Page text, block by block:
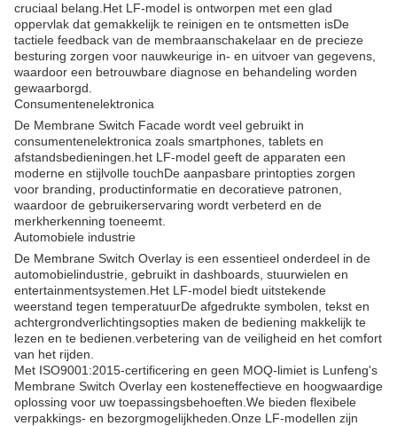
cruciaal belang.Het LF-model is ontworpen met een glad
oppervlak dat gemakkelijk te reinigen en te ontsmetten isDe
tactiele feedback van de membraanschakelaar en de precieze
besturing zorgen voor nauwkeurige in- en uitvoer van gegevens,
waardoor een betrouwbare diagnose en behandeling worden
gewaarborgd.
Consumentenelektronica
De Membrane Switch Facade wordt veel gebruikt in
consumentenelektronica zoals smartphones, tablets en
afstandsbedieningen.het LF-model geeft de apparaten een
moderne en stijlvolle touchDe aanpasbare printopties zorgen
voor branding, productinformatie en decoratieve patronen,
waardoor de gebruikerservaring wordt verbeterd en de
merkherkenning toeneemt.
Automobiele industrie
De Membrane Switch Overlay is een essentieel onderdeel in de
automobielindustrie, gebruikt in dashboards, stuurwielen en
entertainmentsystemen.Het LF-model biedt uitstekende
weerstand tegen temperatuurDe afgedrukte symbolen, tekst en
achtergrondverlichtingsopties maken de bediening makkelijk te
lezen en te bedienen.verbetering van de veiligheid en het comfort
van het rijden.
Met ISO9001:2015-certificering en geen MOQ-limiet is Lunfeng's
Membrane Switch Overlay een kosteneffectieve en hoogwaardige
oplossing voor uw toepassingsbehoeften.We bieden flexibele
verpakkings- en bezorgmogelijkheden.Onze LF-modellen zijn